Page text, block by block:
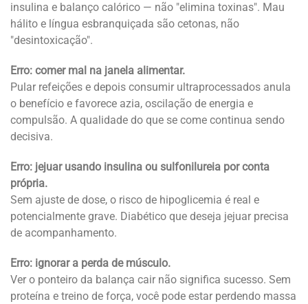
insulina e balanço calórico — não "elimina toxinas". Mau
hálito e língua esbranquiçada são cetonas, não
"desintoxicação".
Erro: comer mal na janela alimentar.
Pular refeições e depois consumir ultraprocessados anula
o benefício e favorece azia, oscilação de energia e
compulsão. A qualidade do que se come continua sendo
decisiva.
Erro: jejuar usando insulina ou sulfonilureia por conta
própria.
Sem ajuste de dose, o risco de hipoglicemia é real e
potencialmente grave. Diabético que deseja jejuar precisa
de acompanhamento.
Erro: ignorar a perda de músculo.
Ver o ponteiro da balança cair não significa sucesso. Sem
proteína e treino de força, você pode estar perdendo massa